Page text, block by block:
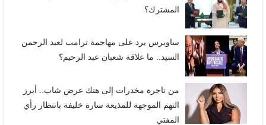
المشترك؟
ساويرس يرد على مهاجمة ترامب لعبد الرحمن
السيد.. ما علاقة شعبان عبد الرحيم؟
من تاجرة مخدرات إلى هتك عرض شاب.. أبرز
التهم الموجهة للمذيعة سارة خليفة بانتظار رأي
المفتي